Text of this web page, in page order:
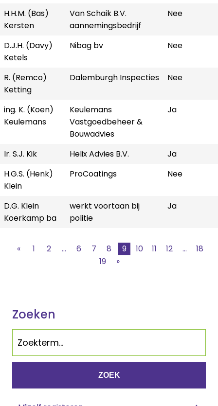
H.H.M. (Bas)
Kersten
Van Schaik B.V.
aannemingsbedrijf
Nee
D.J.H. (Davy)
Ketels
Nibag bv Nee
R. (Remco)
Ketting
Dalemburgh Inspecties Nee
ing. K. (Koen)
Keulemans
Keulemans
Vastgoedbeheer &
Bouwadvies
Ja
Ir. S.J. Kik Helix Advies B.V.
Ja
H.G.S. (Henk)
Klein
ProCoatings Nee
D.G. Klein
Koerkamp ba
werkt voortaan bij
politie
Ja
« 1 2 ... 6 7 8 9 10 11 12 ...
18
19
»
Zoeken
ZOEK